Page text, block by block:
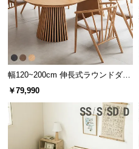
幅120~200cm 伸長式ラウンドダイ
ニングテーブル 6人掛け 天然木突
板 美しい格子デザイン
￥79,990